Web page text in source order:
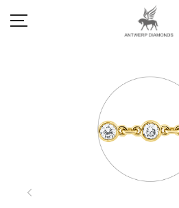
LIEBE & VERLOBUNG
ANTWERP DIAMONDS LUXURY